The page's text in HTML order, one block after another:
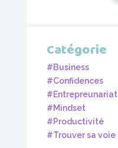
Catégorie
#Business
#Confidences
#Entrepreunariat
#Mindset
#Productivité
#Trouver sa voie